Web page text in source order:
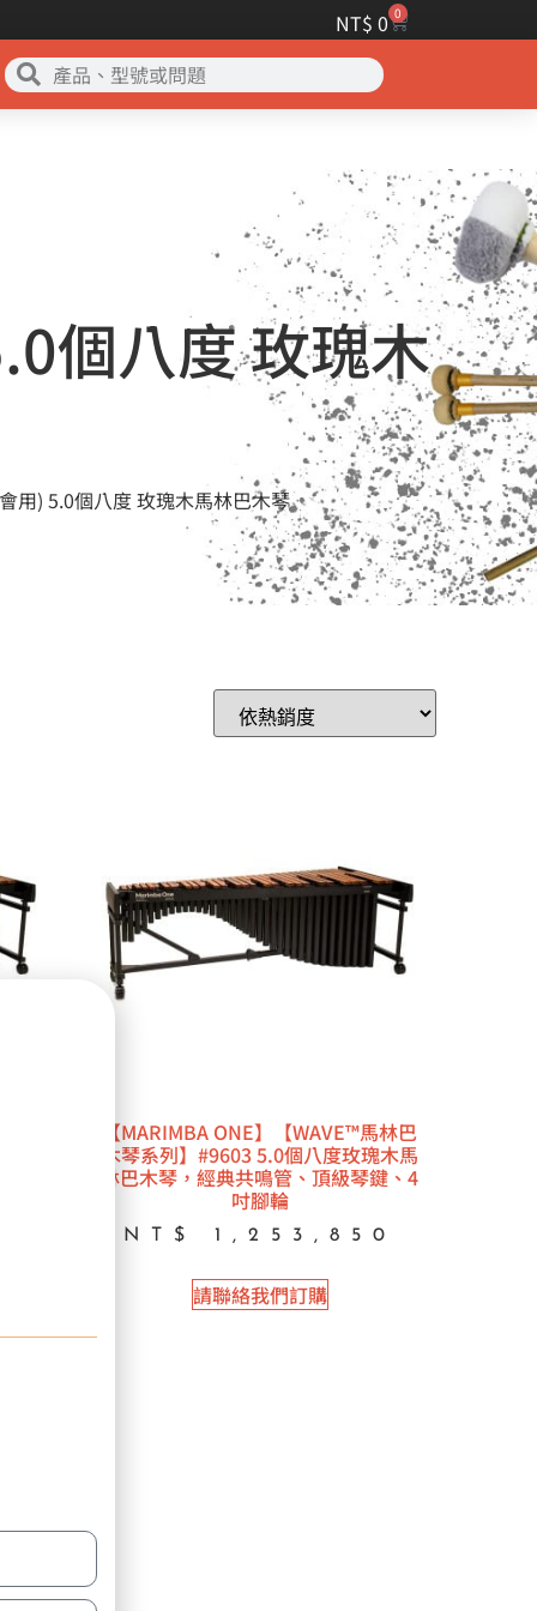
NT$ 0 0
個八度 玫瑰木
用) 5.0個八度 玫瑰木馬林巴木琴
【MARIMBA ONE】【WAVE™馬林巴
木琴系列】#9603 5.0個八度玫瑰木馬
林巴木琴，經典共鳴管、頂級琴鍵、4
吋腳輪
NT$ 1,253,850
請聯絡我們訂購